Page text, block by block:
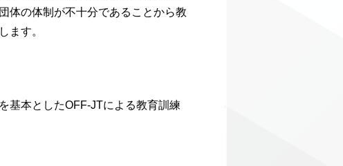
体の体制が不十分であることから教
ます。
基本としたOFF-JTによる教育訓練